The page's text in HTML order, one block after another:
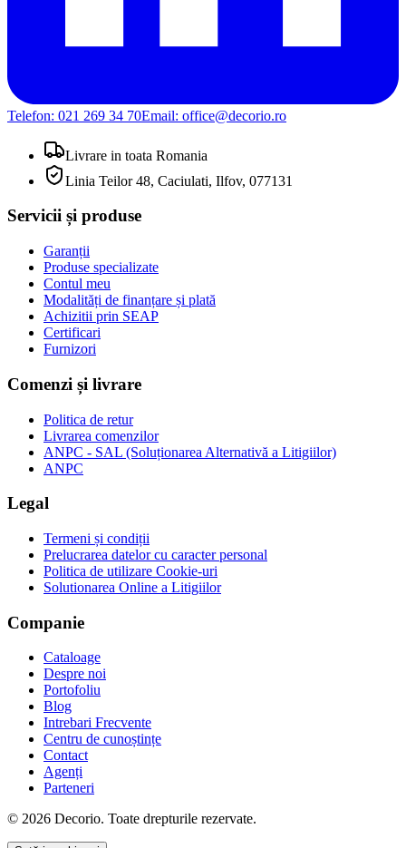
Telefon: 021 269 34 70Email: office@decorio.ro
Livrare in toata Romania
Linia Teilor 48, Caciulati, Ilfov, 077131
Servicii și produse
Garanții
Produse specializate
Contul meu
Modalități de finanțare și plată
Achizitii prin SEAP
Certificari
Furnizori
Comenzi și livrare
Politica de retur
Livrarea comenzilor
ANPC - SAL (Soluționarea Alternativă a Litigiilor)
ANPC
Legal
Termeni și condiții
Prelucrarea datelor cu caracter personal
Politica de utilizare Cookie-uri
Solutionarea Online a Litigiilor
Companie
Cataloage
Despre noi
Portofoliu
Blog
Intrebari Frecvente
Centru de cunoștințe
Contact
Agenți
Parteneri
© 2026 Decorio. Toate drepturile rezervate.